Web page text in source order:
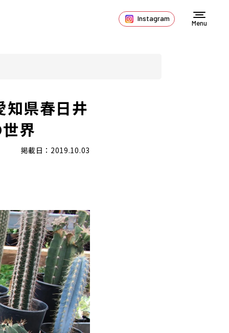
Instagram
Menu
知県春日井
界
掲載日：2019.10.03